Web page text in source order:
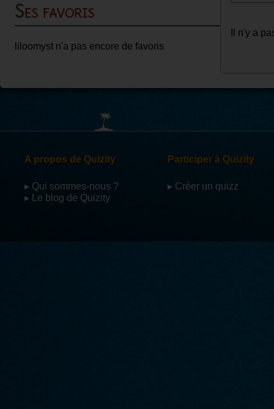
Ses favoris
liloomyst n'a pas encore de favoris
Il n'y a
A propos de Quizity
▸ Qui sommes-nous ?
▸ Le blog de Quizity
Participer à Quizity
▸ Créer un quizz